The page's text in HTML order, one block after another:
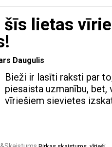
šīs lietas
Daugulis
Bieži ir lasīti raksti par
piesaista uzmanību,
vīriešiem sievietes